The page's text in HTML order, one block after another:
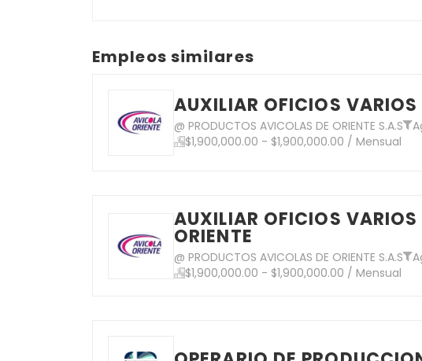
Empleos similares
AUXILIAR OFICIOS VARIOS
@ PRODUCTOS AVICOLAS DE ORIENTE S.A.S
$1,900,000.00 - $1,900,000.00 / Mensual
AUXILIAR OFICIOS
ORIENTE
@ PRODUCTOS AVICOLAS DE ORIENTE S.A.S
$1,900,000.00 - $1,900,000.00 / Mensual